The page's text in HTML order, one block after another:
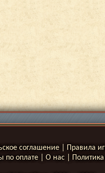
соглашение|
Правила
по оплате
О нас